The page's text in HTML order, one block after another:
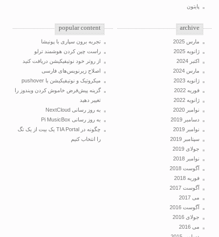
پایتون
archive
مارس 2025
ژانویه 2025
اکتبر 2024
مارس 2024
ژانویه 2023
فوریه 2022
ژانویه 2022
نوامبر 2020
دسامبر 2019
نوامبر 2019
سپتامبر 2019
جولای 2019
نوامبر 2018
آگوست 2018
فوریه 2018
آگوست 2017
آگوست 2016
جولای 2016
popular content
تجربه برون سپاری با پونیشا
راست چین کردن هوشمند ترلو
از روتر خود نوتیفیکیشن دریافت کنید
اصلاح زیرنویس‌های فارسی
میکروتیک و نوتیفیکیشن با pushover
گزینه پیش‌فرض خاموش کردن ویندوز را
تغییر دهید
به روز رسانی NextCloud
به روز رسانی Pi MusicBox
چگونه در TIA Portal یک بیت از یک تگ
را انتخاب کنیم